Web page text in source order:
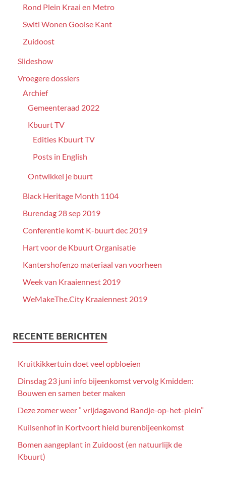
Rond Plein Kraai en Metro
Switi Wonen Gooise Kant
Zuidoost
Slideshow
Vroegere dossiers
Archief
Gemeenteraad 2022
Kbuurt TV
Edities Kbuurt TV
Posts in English
Ontwikkel je buurt
Black Heritage Month 1104
Burendag 28 sep 2019
Conferentie komt K-buurt dec 2019
Hart voor de Kbuurt Organisatie
Kantershofenzo materiaal van voorheen
Week van Kraaiennest 2019
WeMakeThe.City Kraaiennest 2019
RECENTE BERICHTEN
Kruitkikkertuin doet veel opbloeien
Dinsdag 23 juni info bijeenkomst vervolg Kmidden:
Bouwen en samen beter maken
Deze zomer weer ” vrijdagavond Bandje-op-het-plein”
Kuilsenhof in Kortvoort hield burenbijeenkomst
Bomen aangeplant in Zuidoost (en natuurlijk de
Kbuurt)